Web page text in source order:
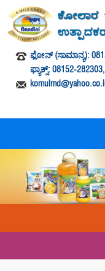
ಫೋನ್ (ಸಾಮಾನ್ಯ):
ಫ್ಯಾಕ್ಸ್: 08152-282303,